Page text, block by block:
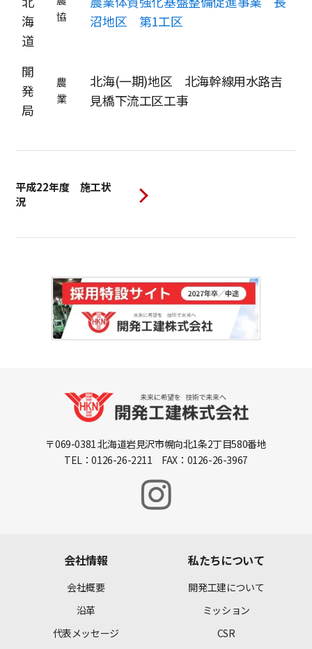
海
道
協
沼地区 第1工区
開
発
局
農
業
北海(一期)地区 北海幹線用水路吉
見橋下流工区工事
平成22年度 施工状
況
〒069-0381 北海道岩見沢市幌向北1条2丁目580番地
TEL：0126-26-2211 FAX：0126-26-3967
会社情報
会社概要
沿革
代表メッセージ
私たちについて
開発工建について
ミッション
CSR